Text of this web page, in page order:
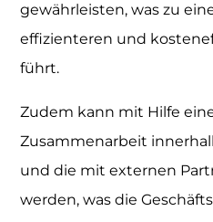
gewährleisten, was zu
effizienteren und
führt.
Zudem kann mit Hilfe
Zusammenarbeit
und die mit externen
werden, was die